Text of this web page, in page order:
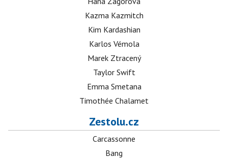
Kazma Kazmitch
Kim Kardashian
Karlos Vémola
Marek Ztracený
Taylor Swift
Emma Smetana
Timothée Chalamet
Zestolu.cz
Carcassonne
Bang